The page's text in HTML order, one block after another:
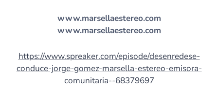
www.marsellaestereo.com
www.marsellaestereo.com
https://www.spreaker.com/episode/desenredese-
conduce-jorge-gomez-marsella-estereo-emisora-
comunitaria--68379697